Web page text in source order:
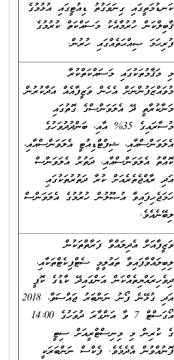
ކަނޑުމަތީގައި ގިނަވަގުތު ޑިއުޓީގައި އުޅުމުގެ
ޤާބިލްކަން ހުރުމާއެކު މަސައްކަތް ކުރުމުގެ
ފުރިހަމަ ޞިއްޙަތެއްގައި ހުރުން.
މި މަޤާމުތަކުގައި މަސައްކަތްކުރާ
މުވައްޒަފުންނަށް އެހެން ވަޒީފާއެއް އަދާކުރުން
މަނާކުރާތީ ދޭ އެލަވަންސްގެ ގޮތުގައި
މުސާރައިގެ 35% އާއި، ބަންދުދުވަހުގެ
އެލަވަންސްއާއި، ޝިފްޓްޑިއުޓީ އެލަވަންސްއާއި،
ކޮއްތު އެލަވަންސްއާއި، ދަތުރު އެލަވަންސް
އަދި ރާއްޖެތެރެއަށް ކުރާ ދަތުރުތަކުގައި
ހަމަޖެހިފައިވާ އުޞޫލުން ހުރުމުގެ އެލަވަންސް
ލިބޭނެއެވެ.
ވަޒީފާއަށް އެދިލައްވާ ފަރާތްތަކުން
ލިބިލައްވާފައިވާ ތަޢުލީމީ ސެޓްފިކެޓްތަކާއި،
ދިވެހިރައްޔިތެއްކަން އަންގައިދޭ ކާޑުގެ ކޮޕީ
އަދި ގުޅޭނެ ފޯނު ނަންބަރު ޖައްސަވާ، 2018
އޯގަސްޓް 7 ވާ އަންގާރަ ދުވަހުގެ 14:00
ގެ ކުރިން މި މިނިސްޓްރީއަށް ސިޓީ
ފޮނުއްވުން އެދެމެވެ. ފެކްސް ނަންބަރަކީ